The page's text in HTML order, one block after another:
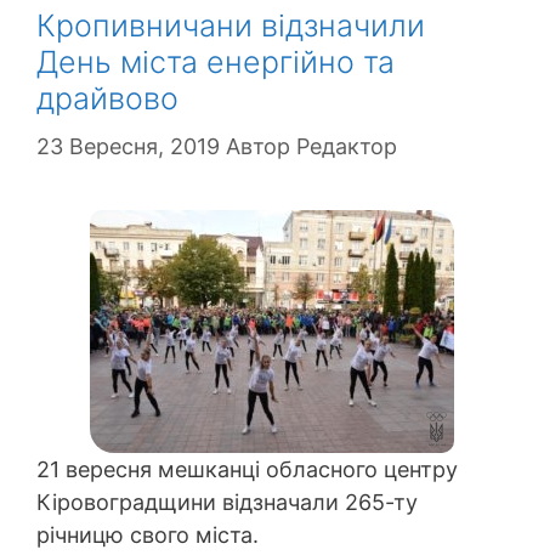
Кропивничани відзначили
День міста енергійно та
драйвово
23 Вересня, 2019 Автор Редактор
21 вересня мешканці обласного центру
Кіровоградщини відзначали 265-ту
річницю свого міста.